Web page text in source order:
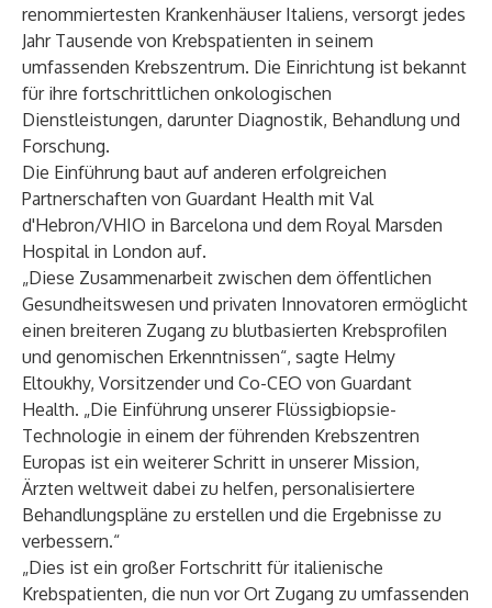
renommiertesten Krankenhäuser Italiens, versorgt jedes
Jahr Tausende von Krebspatienten in seinem
umfassenden Krebszentrum. Die Einrichtung ist bekannt
für ihre fortschrittlichen onkologischen
Dienstleistungen, darunter Diagnostik, Behandlung und
Forschung.
Die Einführung baut auf anderen erfolgreichen
Partnerschaften von Guardant Health mit Val
d'Hebron/VHIO in Barcelona und dem Royal Marsden
Hospital in London auf.
„Diese Zusammenarbeit zwischen dem öffentlichen
Gesundheitswesen und privaten Innovatoren ermöglicht
einen breiteren Zugang zu blutbasierten Krebsprofilen
und genomischen Erkenntnissen“, sagte Helmy
Eltoukhy, Vorsitzender und Co-CEO von Guardant
Health. „Die Einführung unserer Flüssigbiopsie-
Technologie in einem der führenden Krebszentren
Europas ist ein weiterer Schritt in unserer Mission,
Ärzten weltweit dabei zu helfen, personalisiertere
Behandlungspläne zu erstellen und die Ergebnisse zu
verbessern.“
„Dies ist ein großer Fortschritt für italienische
Krebspatienten, die nun vor Ort Zugang zu umfassenden